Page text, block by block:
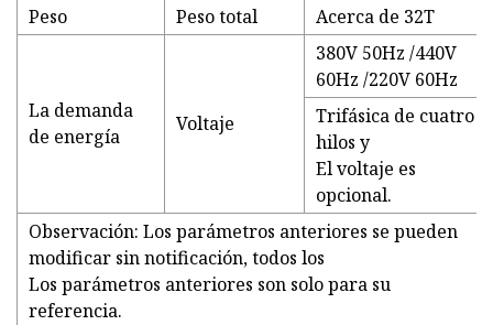
Peso
Peso total Acerca de 32T
La demanda
de energía
Voltaje
380V 50Hz /440V
60Hz /220V 60Hz
Trifásica de cuatro
hilos y
El voltaje es
opcional.
Observación: Los parámetros anteriores se pueden
modificar sin notificación, todos los
Los parámetros anteriores son solo para su
referencia.